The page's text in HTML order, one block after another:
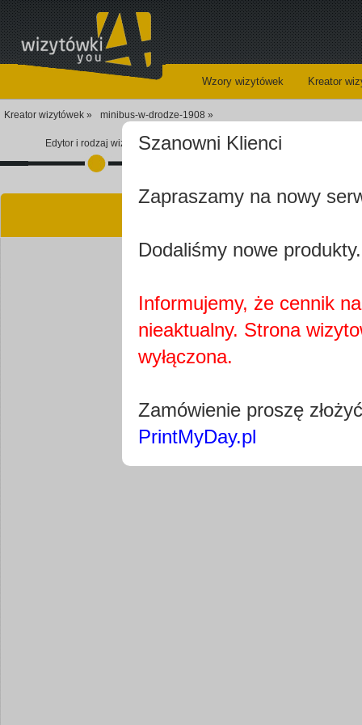
Wzory wizytówek Kreator
Kreator wizytówek » minibus-w-drodze-1908 »
Edytor i rodzaj wizytówkiSzanowni Klienci
Zapraszamy na nowy
Dodaliśmy nowe
Informujemy, że cennik
nieaktualny. Strona
wyłączona.
Zamówienie proszę
PrintMyDay.pl